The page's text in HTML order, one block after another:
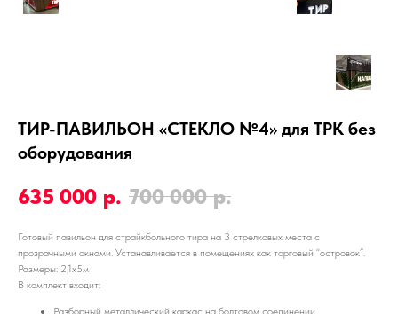
ТИР-ПАВИЛЬОН «СТЕКЛО №4» для ТРК без
оборудования
635 000 р. 700 000 р.
Готовый павильон для страйкбольного тира на 3 стрелковых места с
прозрачными окнами. Устанавливается в помещениях как торговый “островок”.
Размеры: 2,1х5м
В комплект входит: